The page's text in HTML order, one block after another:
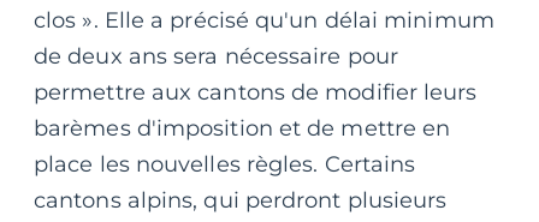
clos ». Elle a précisé qu'un délai minimum
de deux ans sera nécessaire pour
permettre aux cantons de modifier leurs
barèmes d'imposition et de mettre en
place les nouvelles règles. Certains
cantons alpins, qui perdront plusieurs